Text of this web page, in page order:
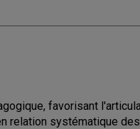
favorisant
relation systématique